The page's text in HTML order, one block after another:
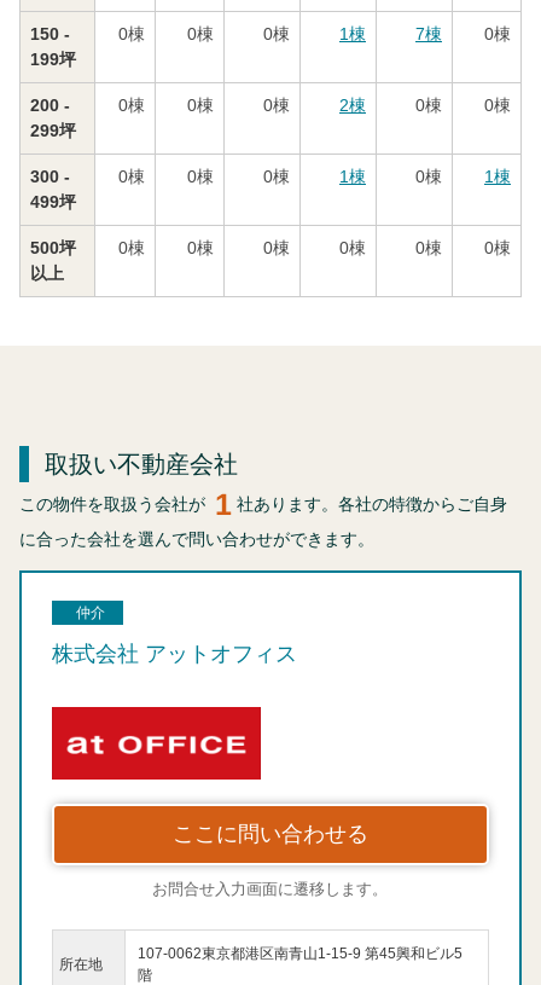
150 -
199坪
0棟 0棟 0棟 1棟 7棟 0棟
200 -
299坪
0棟 0棟 0棟 2棟 0棟 0棟
300 -
499坪
0棟 0棟 0棟 1棟 0棟 1棟
500坪
以上
0棟 0棟 0棟 0棟 0棟 0棟
取扱い不動産会社
この物件を取扱う会社が 1 社あります。各社の特徴からご自身
に合った会社を選んで問い合わせができます。
仲介
株式会社 アットオフィス
ここに問い合わせる
お問合せ入力画面に遷移します。
所在地
107-0062東京都港区南青山1-15-9 第45興和ビル5
階